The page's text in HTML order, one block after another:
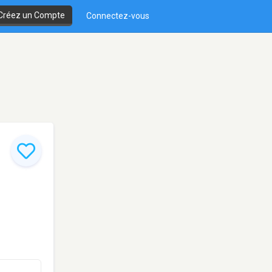
un Compte Connectez-vous